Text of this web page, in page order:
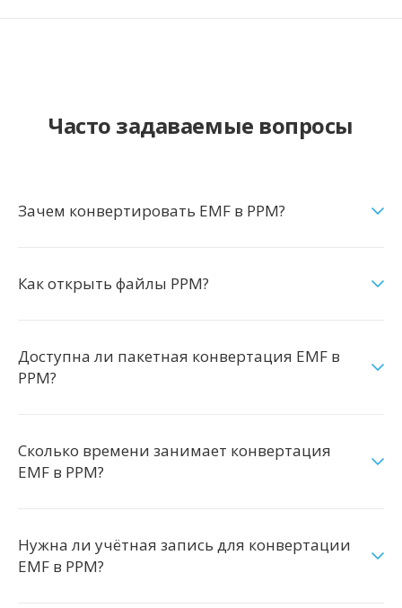
Часто задаваемые вопросы
Зачем конвертировать EMF в PPM?
Как открыть файлы PPM?
Доступна ли пакетная конвертация EMF в
PPM?
Сколько времени занимает конвертация
EMF в PPM?
Нужна ли учётная запись для конвертации
EMF в PPM?